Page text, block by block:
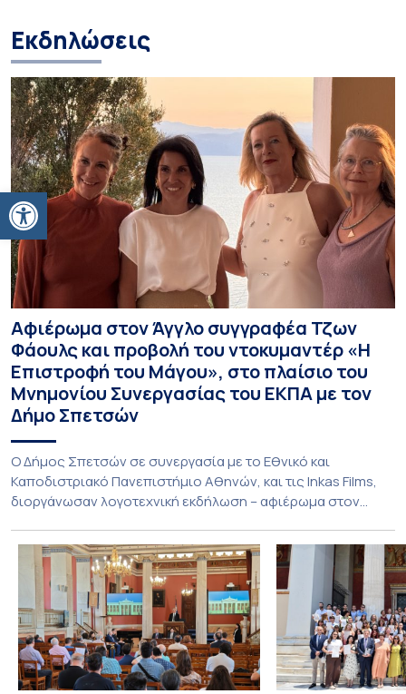
Ανοίξτε τη γραμμή εργαλείων
Εκδηλώσεις
Αφιέρωμα στον Άγγλο συγγραφέα Τζων
Φάουλς και προβολή του ντοκυμαντέρ «Η
Επιστροφή του Μάγου», στο πλαίσιο του
Μνημονίου Συνεργασίας του ΕΚΠΑ με τον
Δήμο Σπετσών
Ο Δήμος Σπετσών σε συνεργασία με το Εθνικό και
Καποδιστριακό Πανεπιστήμιο Αθηνών, και τις Inkas Films,
διοργάνωσαν λογοτεχνική εκδήλωση – αφιέρωμα στον
20ού αιώνα, με την προβολή του ντοκυμαντέρ «Η
επιστροφή του Μάγου». Η εκδήλωση διοργανώθηκε στο
πλαίσιο της συνεργασίας του Δήμου Σπετσών και του
Εθνικού και Καποδιστριακού […]